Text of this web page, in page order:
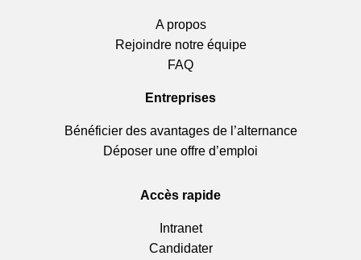
A propos
Rejoindre notre équipe
FAQ
Entreprises
Bénéficier des avantages de l’alternance
Déposer une offre d’emploi
Accès rapide
Intranet
Candidater